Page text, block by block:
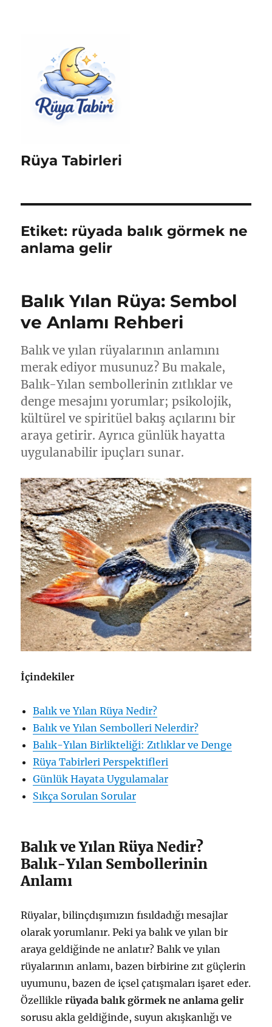
Rüya Tabirleri
Etiket: rüyada balık görmek ne
anlama gelir
Balık Yılan Rüya: Sembol
ve Anlamı Rehberi
Balık ve yılan rüyalarının anlamını
merak ediyor musunuz? Bu makale,
Balık-Yılan sembollerinin zıtlıklar ve
denge mesajını yorumlar; psikolojik,
kültürel ve spiritüel bakış açılarını bir
araya getirir. Ayrıca günlük hayatta
uygulanabilir ipuçları sunar.
İçindekiler
Balık ve Yılan Rüya Nedir?
Balık ve Yılan Sembolleri Nelerdir?
Balık-Yılan Birlikteliği: Zıtlıklar ve Denge
Rüya Tabirleri Perspektifleri
Günlük Hayata Uygulamalar
Sıkça Sorulan Sorular
Balık ve Yılan Rüya Nedir?
Balık-Yılan Sembollerinin
Anlamı
Rüyalar, bilinçdışımızın fısıldadığı mesajlar
olarak yorumlanır. Peki ya balık ve yılan bir
araya geldiğinde ne anlatır? Balık ve yılan
rüyalarının anlamı, bazen birbirine zıt güçlerin
uyumunu, bazen de içsel çatışmaları işaret eder.
Özelliklerüyada balık görmek ne anlama gelir
sorusu akla geldiğinde, suyun akışkanlığı ve